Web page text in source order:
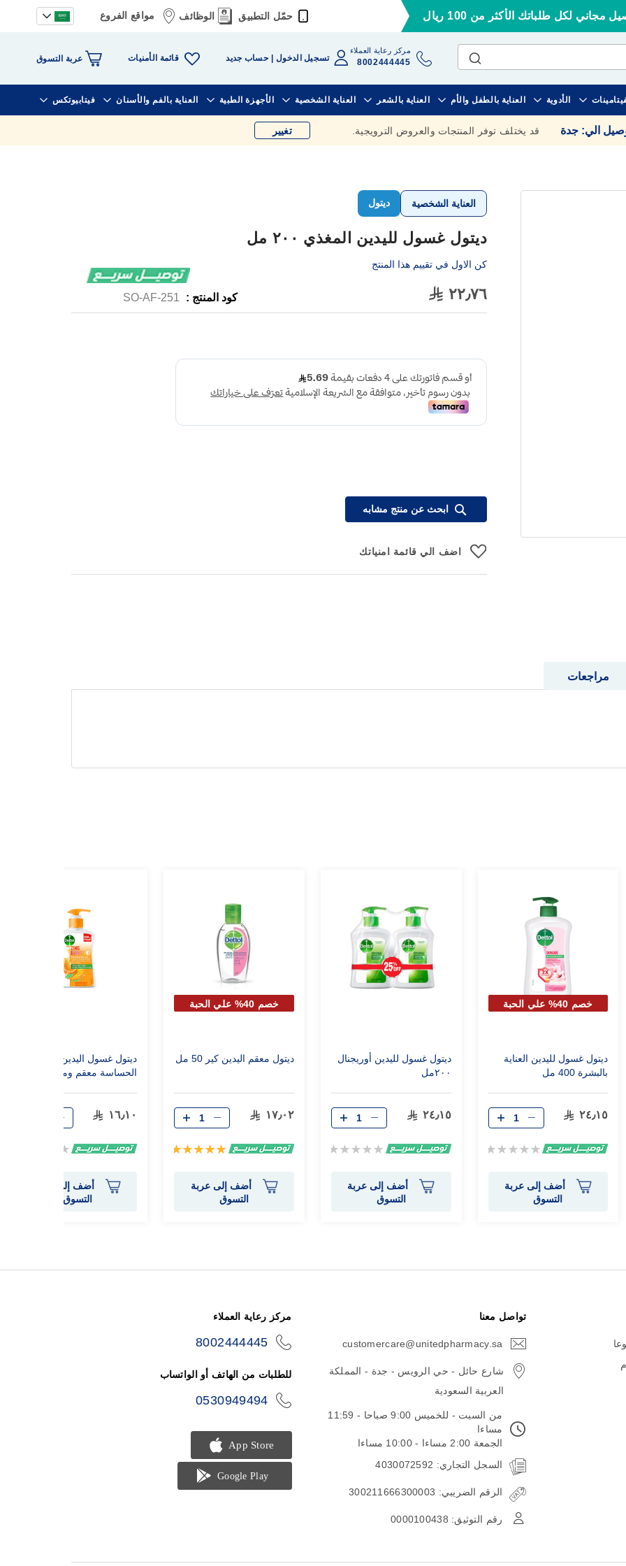
مجاني لكل طلباتك الأكثر من 100 ريال حمّل التطبيق الوظائف مواقع الفروع
مركز رعاية العملاء
8002444445 تسجيل الدخول حساب جديد قائمة الأمنيات عربة التسوق
الأدوية العناية بالطفل والأم العناية بالشعر العناية الشخصية الأجهزة الطبية العناية بالفم والأسنان فيتابيوتكس
الي: جدة قد يختلف توفر المنتجات والعروض الترويجية. تغيير
العناية الشخصية ديتول
ديتول غسول لليدين المغذي ٢٠٠ مل
كن الاول في تقييم هذا المنتج
٢٢٫٧٦ كود المنتج : SO-AF-251
ابحث عن منتج مشابه
اضف الي قائمة امنياتك
مراجعات
خصم 40% علي الحبة
ديتول غسول لليدين العناية
بالبشرة 400 مل
٢٤٫١٥
Rating:
أضف إلى عربة
التسوق
ديتول غسول لليدين أوريجنال
٢٠٠مل
٢٤٫١٥
Rating:
أضف إلى عربة
التسوق
خصم 40% علي الحبة
ديتول معقم اليدين كير 50 مل
١٧٫٠٢
تقييم:
أضف إلى عربة
التسوق
ديتول غسول اليدين للبشرة
١٦٫١٠
Rating:
أضف إلى عربة
التسوق
تواصل معنا
customercare@unitedpharmacy.sa
شارع حائل - حي الرويس - جدة - المملكة
العربية السعودية
من السبت - للخميس 9:00 صباحا - 11:59
مساءا
الجمعة 2:00 مساءا - 10:00 مساءا
السجل التجاري: 4030072592
الرقم الضريبي: 300211666300003
رقم التوثيق: 0000100438
مركز رعاية العملاء
8002444445
للطلبات من الهاتف أو الواتساب
0530949494